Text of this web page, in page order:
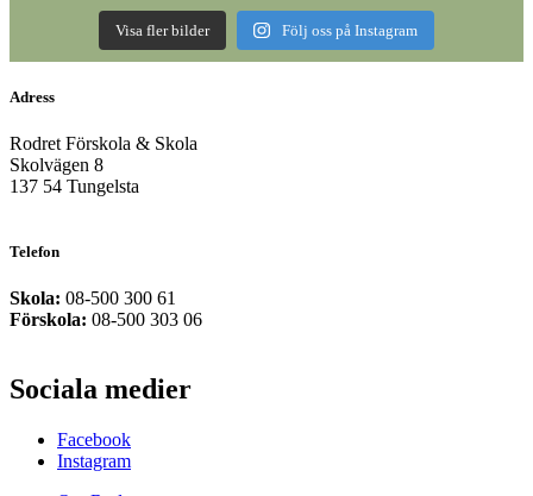
Visa fler bilder Följ oss på Instagram
Adress
Rodret Förskola & Skola
Skolvägen 8
137 54 Tungelsta
Telefon
Skola: 08-500 300 61
Förskola: 08-500 303 06
Sociala medier
Facebook
Instagram